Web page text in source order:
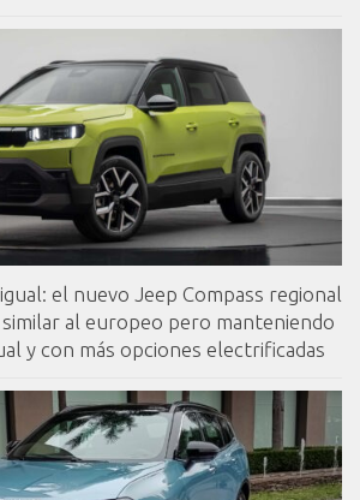
el nuevo Jeep Compass regional
al europeo pero manteniendo
y con más opciones electrificadas